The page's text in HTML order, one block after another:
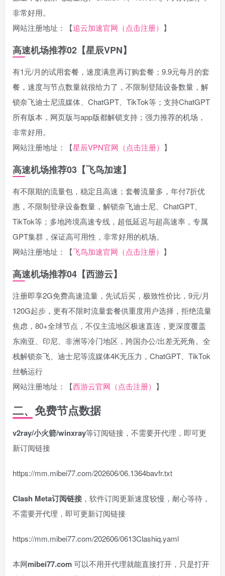
非常好用。
网站注册地址：【追云加速官网（点击注册） 】
高速机场推荐02【星辰VPN】
有1元/月的试用套餐，速度满意再订购套餐；9.9元每月的套
餐，速度与节点数量就很给力了，不限制登陆设备数量，解
锁奈飞迪士尼流媒体、ChatGPT、TikTok等；支持ChatGPT
所有版本，网页版与app版都解锁支持；强力推荐的机场，
非常好用。
网站注册地址：【星辰VPN官网（点击注册） 】
高速机场推荐03【飞鸟加速】
有不限期的流量包，稳定且高速；套餐流量多，年付7折优
惠，不限制登录设备数量，解锁奈飞迪士尼、ChatGPT、
TikTok等；多地跨境高速专线，超低延迟与超高速率，专属
GPT集群，保证高可用性，非常好用的机场。
网站注册地址：【飞鸟加速官网（点击注册） 】
高速机场推荐04【西游云】
注册即享2G免费高速流量，先试后买，极致性价比，9元/月
120G起步，更有不限时流量套餐供重度用户选择，拒绝流量
焦虑，80+全球节点，不仅主流地区极速直连，更深度覆盖
东南亚、印尼、非洲等冷门地区，跨国办公/出差无死角。全
栈解锁奈飞、迪士尼等流媒体4K无压力，ChatGPT、TikTok
丝畅运行
网站注册地址：【西游云官网（点击注册） 】
二、免费节点数据
v2ray/小火箭/winxray等订阅链接，不需要开代理，即可更
新订阅链接
https://mm.mibei77.com/202606/06.1364bavfr.txt
Clash Meta订阅链接 ，软件订阅更新速度较慢，耐心等待，
不需要开代理，即可更新订阅链接
https://mm.mibei77.com/202606/0613Clashiq.yaml
本网mibei77.com可以不用开代理就能直接打开，只是打开